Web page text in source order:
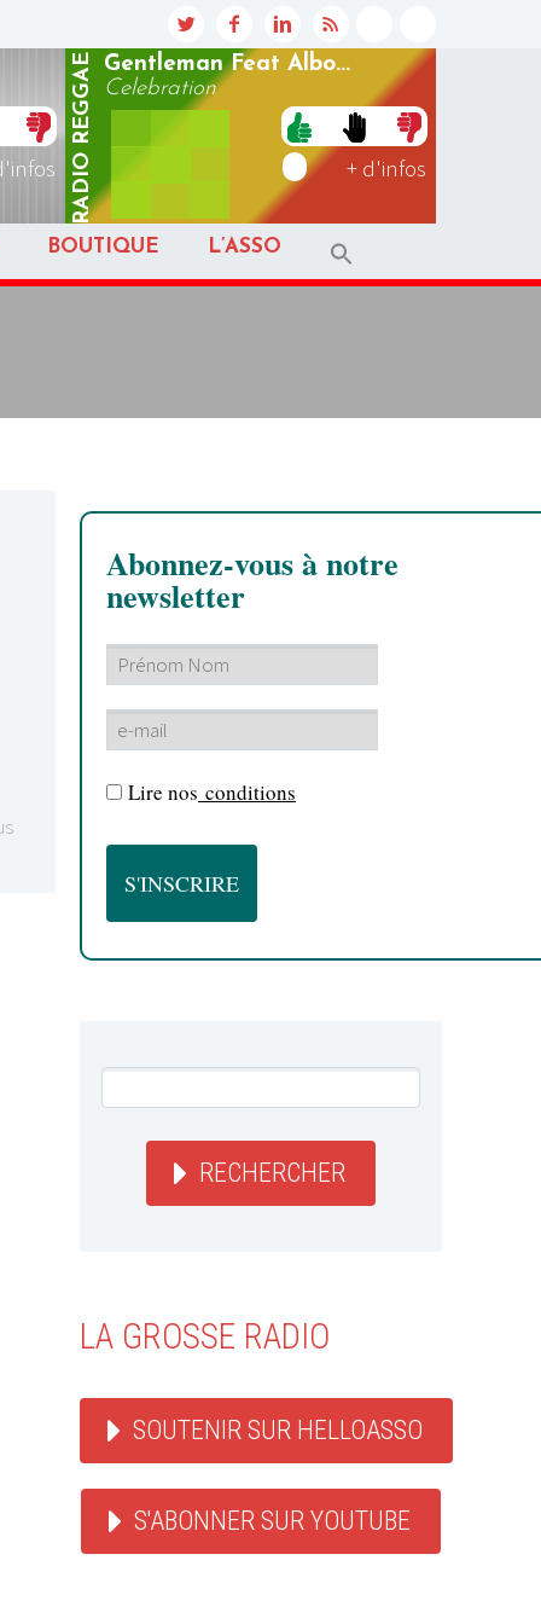
RADIO
REGGAE
Gentleman Feat Albo...
Celebration
+ d'infos
BOUTIQUE L’ASSO
Abonnez-vous à notre
newsletter
Lire nos conditions
RECHERCHER
LA GROSSE RADIO
SOUTENIR SUR HELLOASSO
S'ABONNER SUR YOUTUBE